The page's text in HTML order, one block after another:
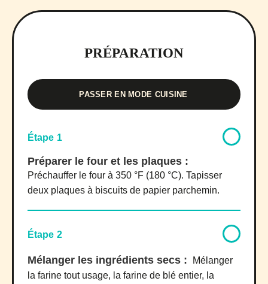
PRÉPARATION
PASSER EN MODE CUISINE
Étape 1
Préparer le four et les plaques :
Préchauffer le four à 350 °F (180 °C). Tapisser
deux plaques à biscuits de papier parchemin.
Étape 2
Mélanger les ingrédients secs :
Mélanger
la farine tout usage, la farine de blé entier, la